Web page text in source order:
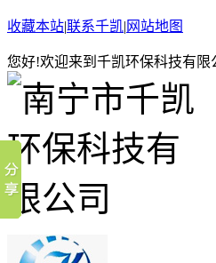
收藏本站|联系千凯| 网站地图
您好!欢迎来到千凯环保科技有限